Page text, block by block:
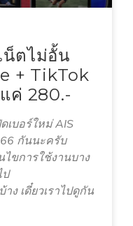
น็ตไม่อั้น
+ TikTok
ค่ 280.-
เบอร์ใหม่ AIS
กันนะครับ
ไขการใช้งานบาง
ง เดี๋ยวเราไปดูกัน